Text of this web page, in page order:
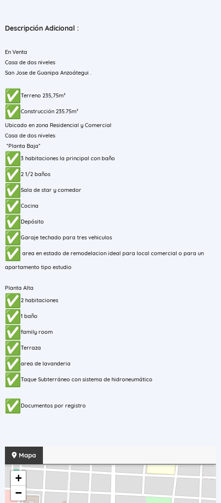
Descripción Adicional :
En Venta
Casa de dos niveles
San Jose de Guanipa Anzoátegui .
Terreno 235,75m²
Construcción 235.75m²
Ubicado en zona Residencial y Comercial
Casa de dos niveles
*Planta Baja*
3 habitaciones la principal con baño
2 1/2 baños
Sala de star y comedor
Cocina
Depósito
Garaje techado para tres vehiculos
area en estado de remodelacion ideal para local comercial o para un
apartamento tipo estudio
Planta Alta
2 habitaciones
1 baño
family room
Terraza
area de lavanderia
Taque Subterráneo con sistema de hidroneumático
Documentos por registro
Mapa
+
−